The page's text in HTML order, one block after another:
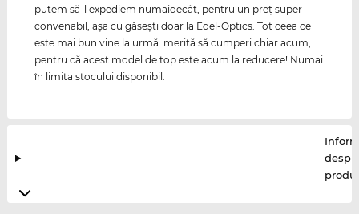
putem să-l expediem numaidecât, pentru un preţ super
convenabil, aşa cu găseşti doar la Edel-Optics. Tot ceea ce
este mai bun vine la urmă: merită să cumperi chiar acum,
pentru că acest model de top este acum la reducere! Numai
în limita stocului disponibil.